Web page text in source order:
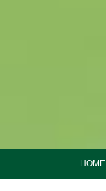
HOME